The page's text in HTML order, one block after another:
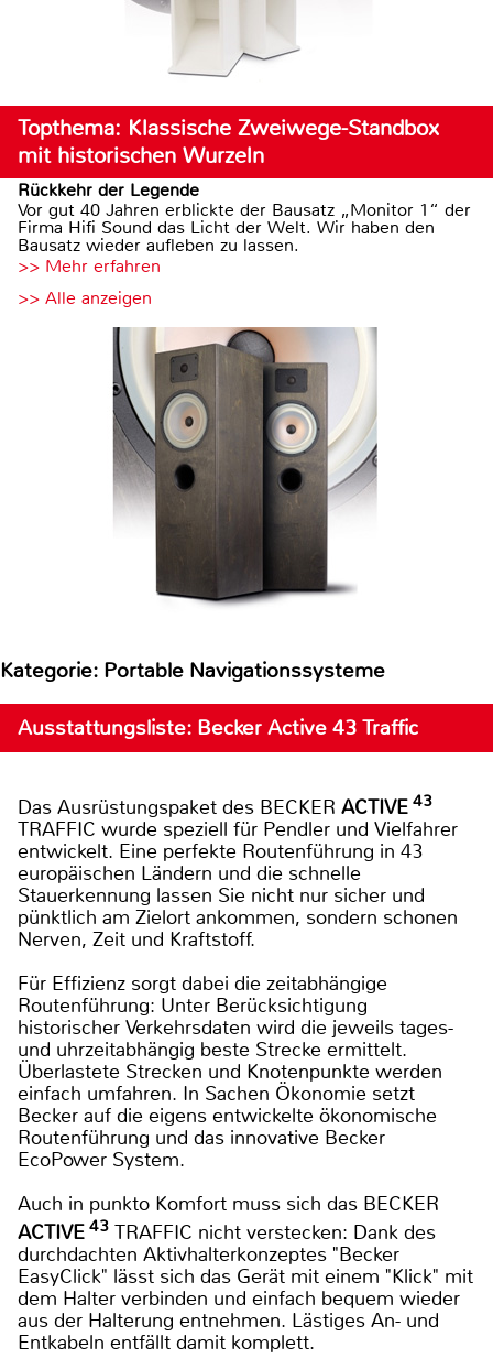
Topthema: Klassische Zweiwege-Standbox
mit historischen Wurzeln
Rückkehr der Legende
Vor gut 40 Jahren erblickte der Bausatz „Monitor 1“ der
Firma Hifi Sound das Licht der Welt. Wir haben den
Bausatz wieder aufleben zu lassen.
>> Mehr erfahren
>> Alle anzeigen
Kategorie: Portable Navigationssysteme
Ausstattungsliste: Becker Active 43 Traffic
Das Ausrüstungspaket des BECKER ACTIVE 43
TRAFFIC wurde speziell für Pendler und Vielfahrer
entwickelt. Eine perfekte Routenführung in 43
europäischen Ländern und die schnelle
Stauerkennung lassen Sie nicht nur sicher und
pünktlich am Zielort ankommen, sondern schonen
Nerven, Zeit und Kraftstoff.
Für Effizienz sorgt dabei die zeitabhängige
Routenführung: Unter Berücksichtigung
historischer Verkehrsdaten wird die jeweils tages-
und uhrzeitabhängig beste Strecke ermittelt.
Überlastete Strecken und Knotenpunkte werden
einfach umfahren. In Sachen Ökonomie setzt
Becker auf die eigens entwickelte ökonomische
Routenführung und das innovative Becker
EcoPower System.
Auch in punkto Komfort muss sich das BECKER
ACTIVE 43 TRAFFIC nicht verstecken: Dank des
durchdachten Aktivhalterkonzeptes "Becker
EasyClick" lässt sich das Gerät mit einem "Klick" mit
dem Halter verbinden und einfach bequem wieder
aus der Halterung entnehmen. Lästiges An- und
Entkabeln entfällt damit komplett.